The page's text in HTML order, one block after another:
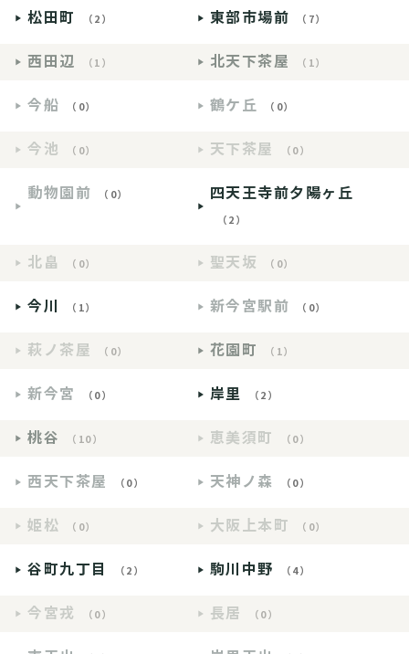
松田町 （2） 東部市場前 （7）
西田辺 （1） 北天下茶屋 （1）
今船 （0） 鶴ケ丘 （0）
今池 （0） 天下茶屋 （0）
動物園前 （0） 四天王寺前夕陽ヶ丘
（2）
北畠 （0） 聖天坂 （0）
今川 （1） 新今宮駅前 （0）
萩ノ茶屋 （0） 花園町 （1）
新今宮 （0） 岸里 （2）
桃谷 （10） 恵美須町 （0）
西天下茶屋 （0） 天神ノ森 （0）
姫松 （0） 大阪上本町 （0）
谷町九丁目 （2） 駒川中野 （4）
今宮戎 （0） 長居 （0）